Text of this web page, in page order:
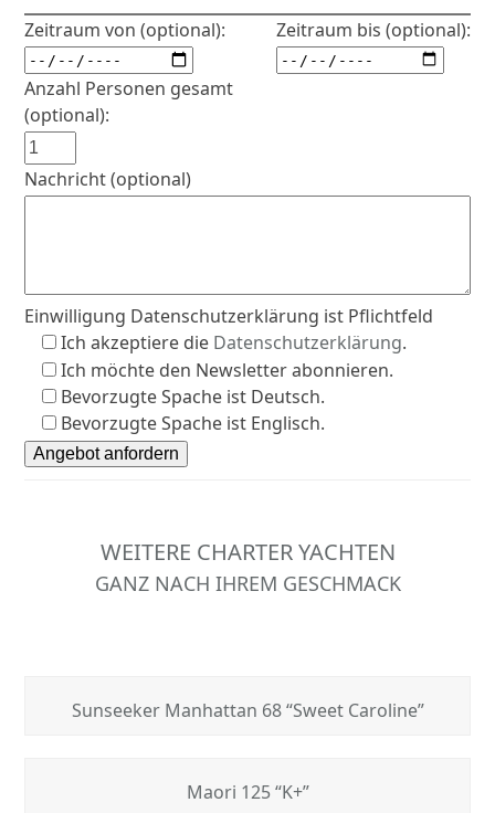
Zeitraum von (optional):
Anzahl Personen gesamt
(optional):
Zeitraum bis (optional):
Nachricht (optional)
Einwilligung Datenschutzerklärung ist Pflichtfeld
Ich akzeptiere die Datenschutzerklärung.
Ich möchte den Newsletter abonnieren.
Bevorzugte Spache ist Deutsch.
Bevorzugte Spache ist Englisch.
WEITERE CHARTER YACHTEN
GANZ NACH IHREM GESCHMACK
Sunseeker Manhattan 68 “Sweet Caroline”
Maori 125 “K+”